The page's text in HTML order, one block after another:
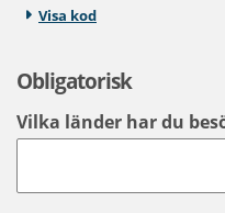
Visa kod
Obligatorisk
Vilka länder har du